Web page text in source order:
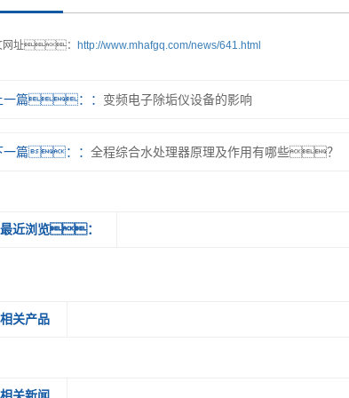
网址： http://www.mhafgq.com/news/641.html
一篇： 变频电子除垢仪设备的影响
一篇： 全程综合水处理器原理及作用有哪些？
最近浏览：
相关产品